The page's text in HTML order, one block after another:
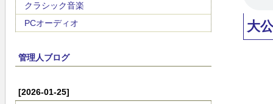
クラシック音楽
PCオーディオ
管理人ブログ
[2026-01-25]
大